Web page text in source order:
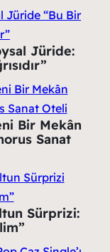
Jüride:
Bir Mekân
Sanat
Sürprizi: